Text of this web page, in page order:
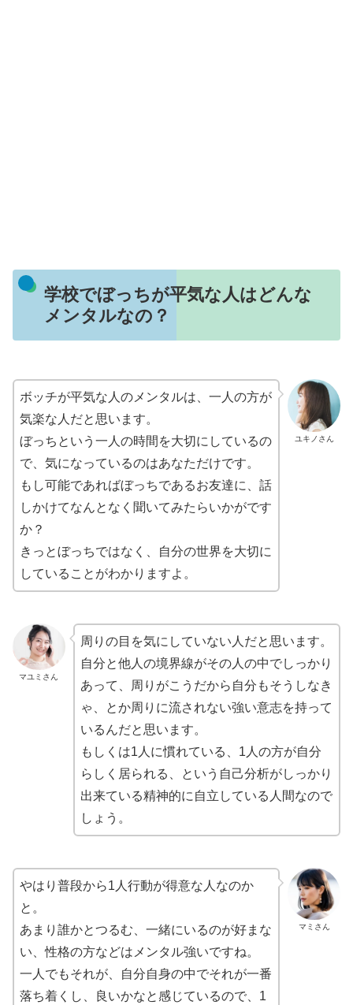
学校でぼっちが平気な人はどんな
メンタルなの？
ユキノさん
ボッチが平気な人のメンタルは、一人の方が
気楽な人だと思います。
ぼっちという一人の時間を大切にしているの
で、気になっているのはあなただけです。
もし可能であればぼっちであるお友達に、話
しかけてなんとなく聞いてみたらいかがです
か？
きっとぼっちではなく、自分の世界を大切に
していることがわかりますよ。
マユミさん
周りの目を気にしていない人だと思います。
自分と他人の境界線がその人の中でしっかり
あって、周りがこうだから自分もそうしなき
ゃ、とか周りに流されない強い意志を持って
いるんだと思います。
もしくは1人に慣れている、1人の方が自分
らしく居られる、という自己分析がしっかり
出来ている精神的に自立している人間なので
しょう。
マミさん
やはり普段から1人行動が得意な人なのか
と。
あまり誰かとつるむ、一緒にいるのが好まな
い、性格の方などはメンタル強いですね。
一人でもそれが、自分自身の中でそれが一番
落ち着くし、良いかなと感じているので、1